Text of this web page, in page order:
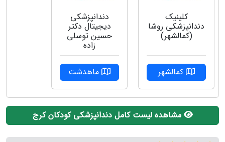
کلینیک
دندانپزشکی روشا
(کمالشهر)
کمالشهر
دندانپزشکی
دیجیتال دکتر
حسین توسلی
زاده
ماهدشت
مشاهده لیست کامل دندانپزشکی کودکان کرج